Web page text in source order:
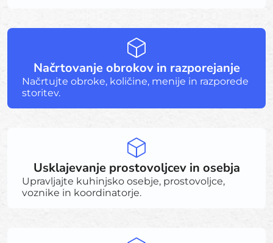
Načrtovanje obrokov in razporejanje
Načrtujte obroke, količine, menije in razporede
storitev.
Usklajevanje prostovoljcev in osebja
Upravljajte kuhinjsko osebje, prostovoljce,
voznike in koordinatorje.